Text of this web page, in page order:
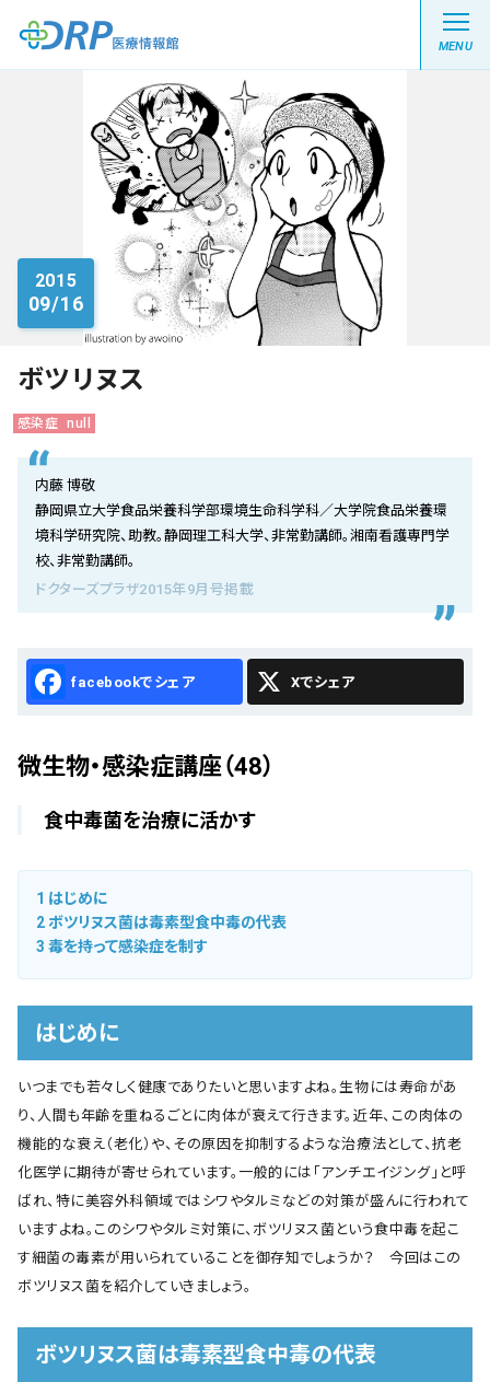
MENU
最新の注目記事
栄養健康レシピ
医療系学生記事
健康川柳
DRP医療情報館とは?
会社概要
お知らせ
お問い合わせ
2015
09/16
ボツリヌス
感染症 null
内藤 博敬
静岡県立大学食品栄養科学部環境生命科学科／大学院食品栄養環
境科学研究院、助教。静岡理工科大学、非常勤講師。湘南看護専門学
校、非常勤講師。
ドクターズプラザ2015年9月号掲載
Facebook X
微生物・感染症講座（48）
食中毒菌を治療に活かす
1 はじめに
2ボツリヌス菌は毒素型食中毒の代表
3 毒を持って感染症を制す
はじめに
いつまでも若々しく健康でありたいと思いますよね。生物には寿命があ
り、人間も年齢を重ねるごとに肉体が衰えて行きます。近年、この肉体の
機能的な衰え（老化）や、その原因を抑制するような治療法として、抗老
化医学に期待が寄せられています。一般的には「アンチエイジング」と呼
ばれ、特に美容外科領域ではシワやタルミなどの対策が盛んに行われて
いますよね。このシワやタルミ対策に、ボツリヌス菌という食中毒を起こ
す細菌の毒素が用いられていることを御存知でしょうか？ 今回はこの
ボツリヌス菌を紹介していきましょう。
ボツリヌス菌は毒素型食中毒の代表